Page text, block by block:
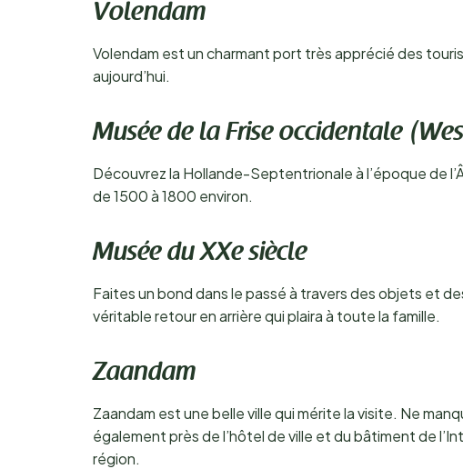
Volendam
Volendam est un charmant port très apprécié des
aujourd’hui.
Musée de la Frise occidentale
Découvrez la Hollande-Septentrionale à l’époque de
de 1500 à 1800 environ.
Musée du XXe siècle
Faites un bond dans le passé à travers des objets et
véritable retour en arrière qui plaira à toute la famille.
Zaandam
Zaandam est une belle ville qui mérite la visite. Ne
également près de l’hôtel de ville et du bâtiment de
région.